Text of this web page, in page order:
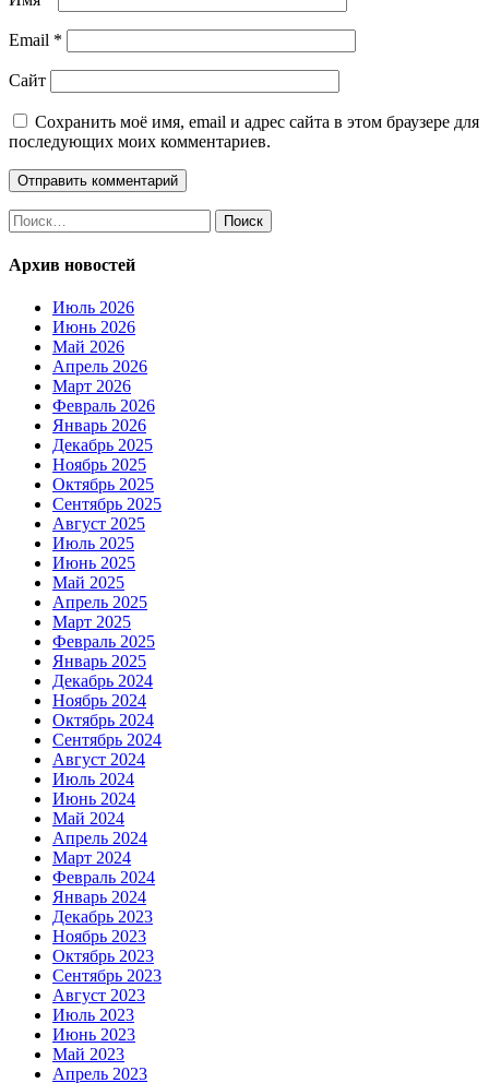
Email *
Сайт
Сохранить моё имя, email и адрес сайта в этом браузере для
последующих моих комментариев.
Найти:
Архив новостей
Июль 2026
Июнь 2026
Май 2026
Апрель 2026
Март 2026
Февраль 2026
Январь 2026
Декабрь 2025
Ноябрь 2025
Октябрь 2025
Сентябрь 2025
Август 2025
Июль 2025
Июнь 2025
Май 2025
Апрель 2025
Март 2025
Февраль 2025
Январь 2025
Декабрь 2024
Ноябрь 2024
Октябрь 2024
Сентябрь 2024
Август 2024
Июль 2024
Июнь 2024
Май 2024
Апрель 2024
Март 2024
Февраль 2024
Январь 2024
Декабрь 2023
Ноябрь 2023
Октябрь 2023
Сентябрь 2023
Август 2023
Июль 2023
Июнь 2023
Май 2023
Апрель 2023